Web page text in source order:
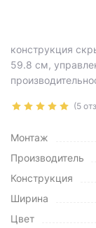
конструкция
59.8 см,
(5
Монтаж
Производитель
Конструкция
Ширина
Цвет